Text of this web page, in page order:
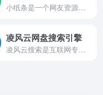
凌风云网盘搜索引擎